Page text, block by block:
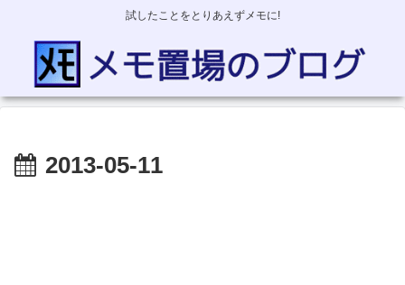
試したことをとりあえずメモに!
2013-05-11